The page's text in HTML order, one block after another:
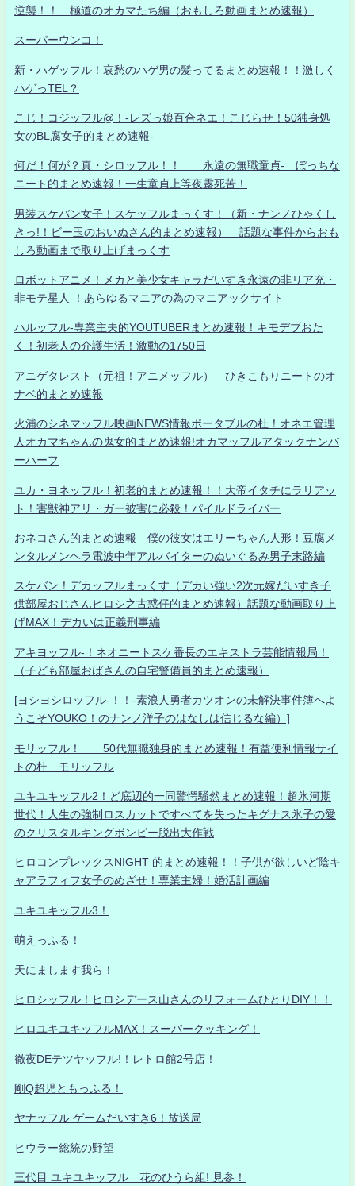
逆襲！！ 極道のオカマたち編（おもしろ動画まとめ速報）
スーパーウンコ！
新・ハゲッフル！哀愁のハゲ男の髪ってるまとめ速報！！激しく
ハゲっTEL？
こじ！コジッフル@！-レズっ娘百合ネエ！こじらせ！50独身処
女のBL腐女子的まとめ速報-
何だ！何が？真・シロッフル！！ 永遠の無職童貞- ぼっちな
ニート的まとめ速報！一生童貞上等夜露死苦！
男装スケバン女子！スケッフルまっくす！（新・ナンノひゃくし
きっ!！ビー玉のおいぬさん的まとめ速報） 話題な事件からおも
しろ動画まで取り上げまっくす
ロボットアニメ！メカと美少女キャラだいすき永遠の非リア充・
非モテ星人 ！あらゆるマニアの為のマニアックサイト
ハルッフル-専業主夫的YOUTUBERまとめ速報！キモデブおた
く！初老人の介護生活！激動の1750日
アニゲタレスト（元祖！アニメッフル） ひきこもりニートのオ
ナベ的まとめ速報
火浦のシネマッフル映画NEWS情報ポータブルの杜！オネエ管理
人オカマちゃんの鬼女的まとめ速報!オカマッフルアタックナンバ
ーハーフ
ユカ・ヨネッフル！初老的まとめ速報！！大帝イタチにラリアッ
ト！害獣神アリ・ガー被害に必殺！パイルドライバー
おネコさん的まとめ速報 僕の彼女はエリーちゃん人形！豆腐メ
ンタルメンヘラ電波中年アルバイターのぬいぐるみ男子末路編
スケバン！デカッフルまっくす（デカい強い2次元嫁だいすき子
供部屋おじさんヒロシ之古惑仔的まとめ速報）話題な動画取り上
げMAX！デカいは正義刑事編
アキヨッフル-！ネオニートスケ番長のエキストラ芸能情報局！
（子ども部屋おばさんの自宅警備員的まとめ速報）
[ヨシヨシロッフル-！！-素浪人勇者カツオンの未解決事件簿へよ
うこそYOUKO！のナンノ洋子のはなしは信じるな編）]
モリッフル！ 50代無職独身的まとめ速報！有益便利情報サイ
トの杜 モリッフル
ユキユキッフル2！ど底辺的一同驚愕騒然まとめ速報！超氷河期
世代！人生の強制ロスカットですべてを失ったキグナス氷子の愛
のクリスタルキングボンビー脱出大作戦
ヒロコンプレックスNIGHT 的まとめ速報！！子供が欲しいど陰キ
ャアラフィフ女子のめざせ！専業主婦！婚活計画編
ユキユキッフル3！
萌えっふる！
天にまします我ら！
ヒロシッフル！ヒロシデース山さんのリフォームひとりDIY！！
ヒロユキユキッフルMAX！スーパークッキング！
徹夜DEテツヤッフル!！レトロ館2号店！
剛Q超児ともっふる！
ヤナッフル ゲームだいすき6！放送局
ヒウラー総統の野望
三代目 ユキユキッフル 花のひうら組! 見参！